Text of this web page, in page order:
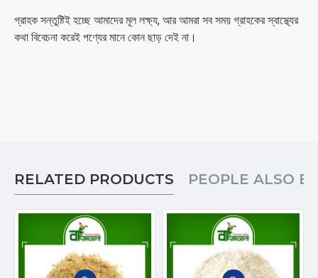
গ্রাহক সন্তুষ্টিই হচ্ছে আমাদের মূল লক্ষ্য, আর আমরা সব সময় গ্রাহকের স্বাস্থ্যের
কথা বিবেচনা করেই পণ্যের মানে কোন ছাড় দেই না।
RELATED PRODUCTS PEOPLE ALSO